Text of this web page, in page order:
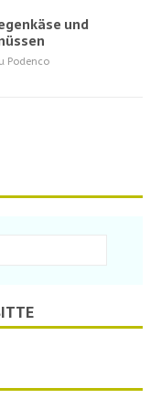
und
Podenco